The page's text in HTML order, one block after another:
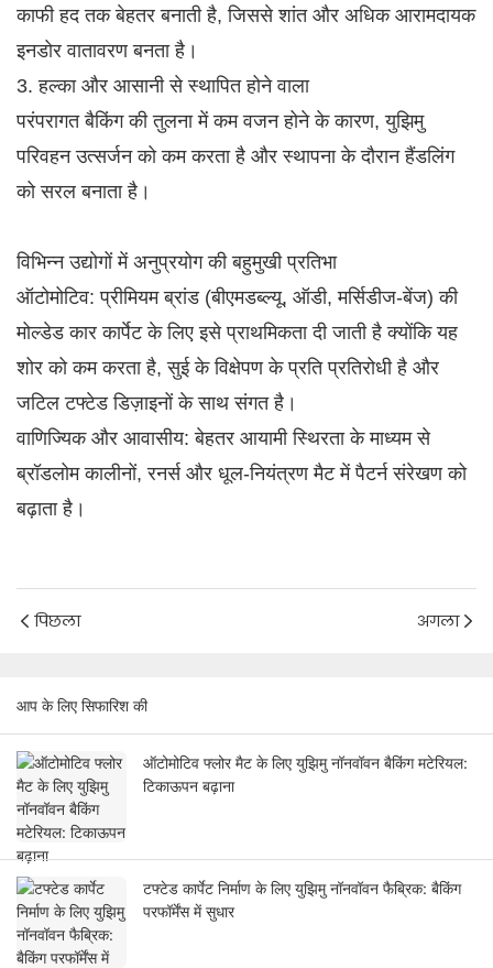
काफी हद तक बेहतर बनाती है, जिससे शांत और अधिक आरामदायक
इनडोर वातावरण बनता है।
3. हल्का और आसानी से स्थापित होने वाला
परंपरागत बैकिंग की तुलना में कम वजन होने के कारण, युझिमु
परिवहन उत्सर्जन को कम करता है और स्थापना के दौरान हैंडलिंग
को सरल बनाता है।
विभिन्न उद्योगों में अनुप्रयोग की बहुमुखी प्रतिभा
ऑटोमोटिव: प्रीमियम ब्रांड (बीएमडब्ल्यू, ऑडी, मर्सिडीज-बेंज) की
मोल्डेड कार कार्पेट के लिए इसे प्राथमिकता दी जाती है क्योंकि यह
शोर को कम करता है, सुई के विक्षेपण के प्रति प्रतिरोधी है और
जटिल टफ्टेड डिज़ाइनों के साथ संगत है।
वाणिज्यिक और आवासीय: बेहतर आयामी स्थिरता के माध्यम से
ब्रॉडलोम कालीनों, रनर्स और धूल-नियंत्रण मैट में पैटर्न संरेखण को
बढ़ाता है।
पिछला अगला
आप के लिए सिफारिश की
ऑटोमोटिव फ्लोर मैट के लिए युझिमु नॉनवॉवन बैकिंग मटेरियल:
टिकाऊपन बढ़ाना
टफ्टेड कार्पेट निर्माण के लिए युझिमु नॉनवॉवन फैब्रिक: बैकिंग
परफॉर्मेंस में सुधार